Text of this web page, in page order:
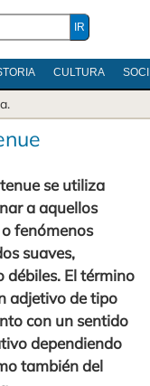
CULTURA
.
se utiliza
a aquellos
fenómenos
suaves,
débiles. El término
adjetivo de tipo
con un sentido
dependiendo
también del